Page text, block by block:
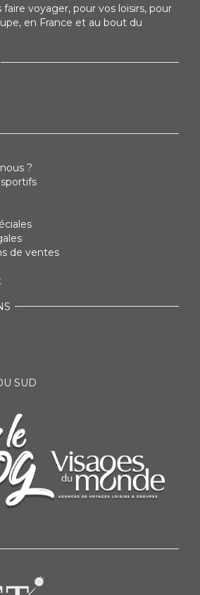
voyager, pour vos loisirs, pour
en France et au bout du
?
de ventes
SUD